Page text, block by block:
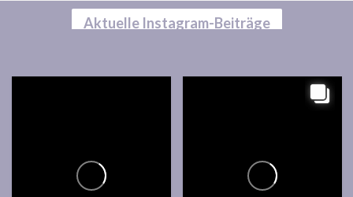
Aktuelle Instagram-Beiträge